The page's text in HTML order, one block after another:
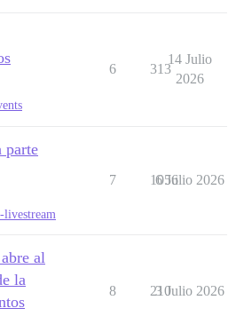
6 313
14 Julio
2026
parte
livestream
7 1056
6 Julio 2026
al
la
8 210
3 Julio 2026